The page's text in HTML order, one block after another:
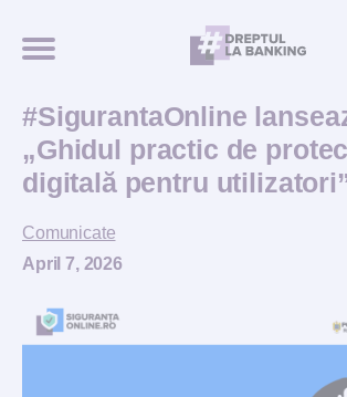
#SigurantaOnline
„Ghidul practic de
digitală pentru
Comunicate
April 7, 2026